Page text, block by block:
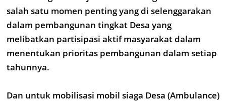
salah satu momen penting yang di selenggarakan
dalam pembangunan tingkat Desa yang
melibatkan partisipasi aktif masyarakat dalam
menentukan prioritas pembangunan dalam setiap
tahunnya.
Dan untuk mobilisasi mobil siaga Desa (Ambulance)